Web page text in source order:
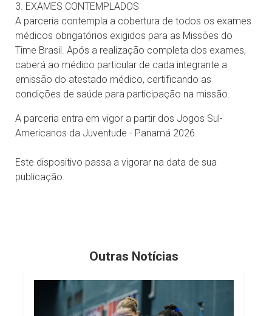
3. EXAMES CONTEMPLADOS
A parceria contempla a cobertura de todos os exames
médicos obrigatórios exigidos para as Missões do
Time Brasil. Após a realização completa dos exames,
caberá ao médico particular de cada integrante a
emissão do atestado médico, certificando as
condições de saúde para participação na missão.
A parceria entra em vigor a partir dos Jogos Sul-
Americanos da Juventude - Panamá 2026.
Este dispositivo passa a vigorar na data de sua
publicação.
Outras Notícias